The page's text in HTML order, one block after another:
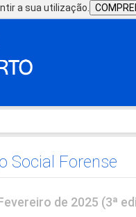
a sua utilização.
Social Forense
de 2025 (3ª